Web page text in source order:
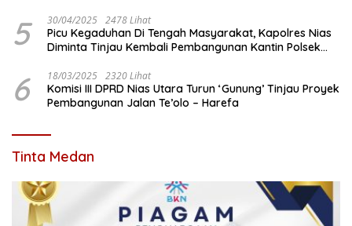
5 30/04/2025 2478 Lihat
Picu Kegaduhan Di Tengah Masyarakat, Kapolres Nias
Diminta Tinjau Kembali Pembangunan Kantin Polsek
6 18/03/2025 2320 Lihat
Komisi III DPRD Nias Utara Turun ‘Gunung’ Tinjau Proyek
Pembangunan Jalan Te’olo – Harefa
Tinta Medan